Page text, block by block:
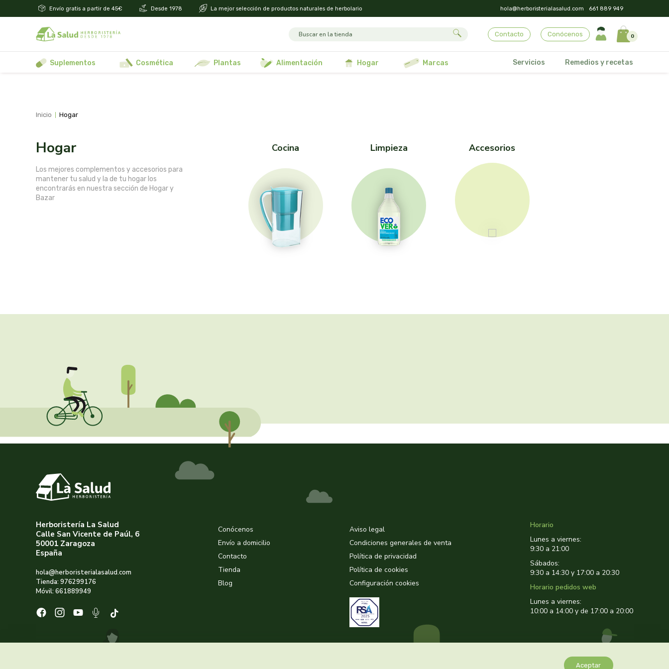
Aceptar
Envío gratis a partir de 45€ Desde 1978 La mejor selección de productos naturales de herbolario hola@herboristerialasalud.com 661 889 949
Contacto Conócenos 0
suplementos cosmética plantas alimentación hogar marcas Servicios Remedios y recetas
inicio hogar
hogar
Los mejores complementos y accesorios para
mantener tu salud y la de tu hogar los
encontrarás en nuestra sección de Hogar y
Bazar
cocina limpieza accesorios
Herboristería La Salud
Calle San Vicente de Paúl, 6
50001 Zaragoza
España
hola@herboristerialasalud.com
Tienda: 976299176
Móvil: 661889949
Conócenos
Envío a domicilio
Contacto
Tienda
Blog
Aviso legal
Condiciones generales de venta
Política de privacidad
Política de cookies
Configuración cookies
Horario
Lunes a viernes:
9:30 a 21:00
Sábados:
9:30 a 14:30 y 17:00 a 20:30
Horario pedidos web
Lunes a viernes:
10:00 a 14:00 y de 17:00 a 20:00